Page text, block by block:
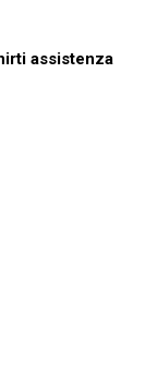
assistenza